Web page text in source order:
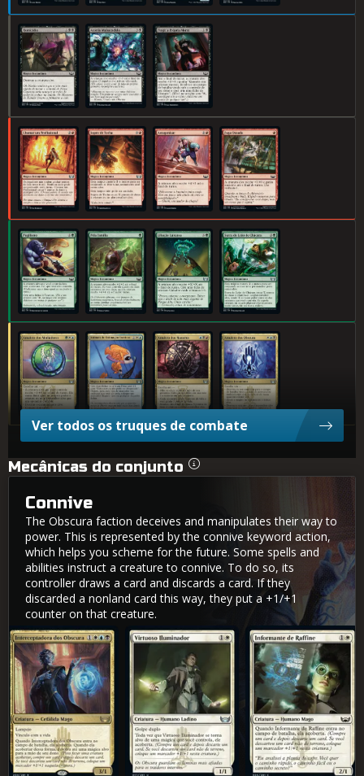
Homicídio Acordo MalsucedidoFingir a Própria Morte
Chamar um ProfissionalSopro de Tocha Antagonizar Fuga Ousada
Pugilismo Pela Família Libação Luxuosa Surra do Leão de Chácara
Amuleto dos MediadoresAnimais de Estimação Exóticos
Amuleto dos MaestrosAmuleto dos Obscura
Ver todos os truques de combate
Mecânicas do conjunto
Connive
The Obscura faction deceives and manipulates their way to
power. This is represented by the connive keyword action,
which helps you scheme for the future. Some spells and
abilities instruct a creature to connive. To do so, its
controller draws a card and discards a card. If they
discarded a nonland card this way, they put a +1/+1
counter on that creature.
Interceptadora dos Obscura Virtuoso Iluminador Informante de Raffine